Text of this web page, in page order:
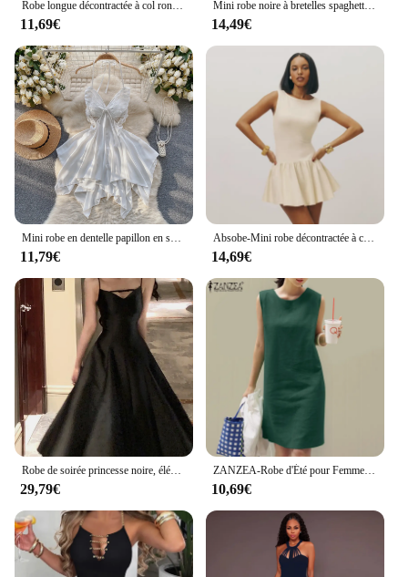
Robe longue décontractée à col rond pour femmes, robes d'été minimalistes sexy, robe de dame couvertes, tambour de lit, pièce précieuse, document solide
11,69€
Mini robe noire à bretelles spaghetti pour femmes, couleur unie, col carré, dos nu, bulle, sexy, boîte de nuit
14,49€
Mini robe en dentelle papillon en satin pour femme, robe de demoiselle d'honneur, robe de cour, une pièce, tambour sexy, livraison directe
11,79€
Absobe-Mini robe décontractée à col rond pour femme, pull femme, abricot, fibre, taille haute, maigre, streetwear élégant, été
14,69€
Robe de soirée princesse noire, élégante, couleur unie, française, romantique, pour remise de diplôme, coréenne, bretelles spaghetti, pour mariage, éducatif, été
29,79€
ZANZEA-Robe d'Été pour Femme, Vêtement à la Mode, Éducatif, Bureau, Travail, Élégant, Couleur Unie, Document, 2024
10,69€